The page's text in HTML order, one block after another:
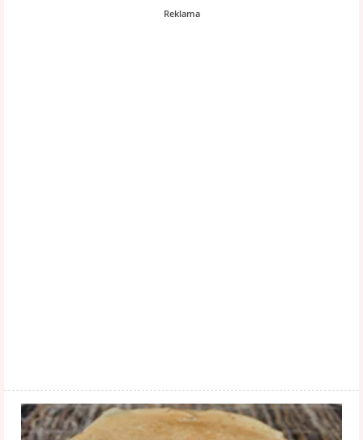
Reklama